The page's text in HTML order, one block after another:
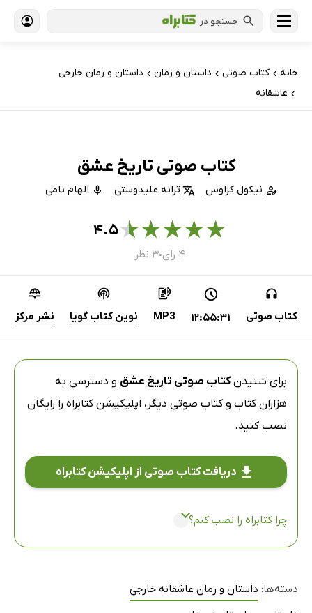
جستجو در
خانه › کتاب‌ صوتی › داستان و رمان › داستان و رمان خارجی
› عاشقانه
کتاب صوتی تاریخ عشق
نیکول کراوس ترانه علیدوستی الهام نامی
★
★
★
★
★۴.۵
۴ رای ●۳ نظر
کتاب صوتی 12:55:31
MP3 نوین کتاب گویا نشر مرکز
برای شنیدنکتاب صوتی تاریخ عشق و دسترسی به
هزاران کتاب و کتاب صوتی دیگر، اپلیکیشن کتابراه را رایگان
نصب کنید.
دریافت کتاب صوتی از اپلیکیشن کتابراه
چرا کتابراه را نصب کنم؟
دسته‌ها: داستان و رمان عاشقانه خارجی